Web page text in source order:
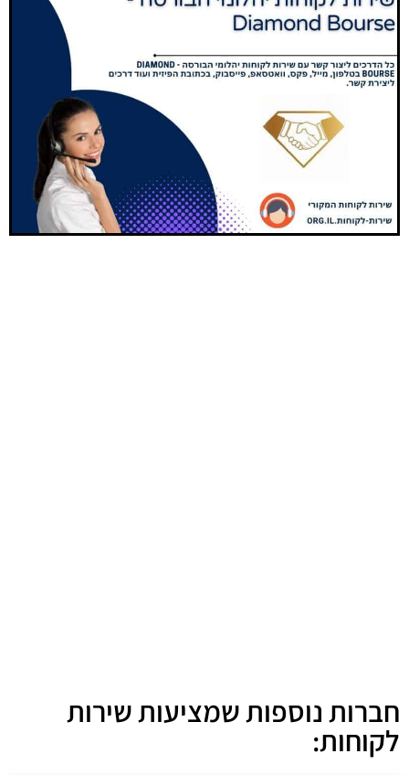
חברות נוספות שמציעות שירות
לקוחות: